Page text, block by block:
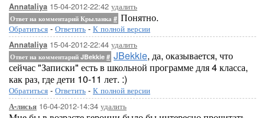
Annataliya 15-04-2012-22:42 удалить
Ответ на комментарий Крыланка # Понятно.
Обратиться - Ответить - К полной версии
Annataliya 15-04-2012-22:44 удалить
Ответ на комментарий JBekkie # JBekkie, да, оказывается, что
сейчас "Записки" есть в школьной программе для 4 класса,
как раз, где дети 10-11 лет. :)
Обратиться - Ответить - К полной версии
А-лисья 16-04-2012-14:34 удалить